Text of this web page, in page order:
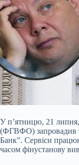
У п’ятницю, 21 липня,
(ФГВФО) запровадив
Банк”. Сервіси
часом фінустанову